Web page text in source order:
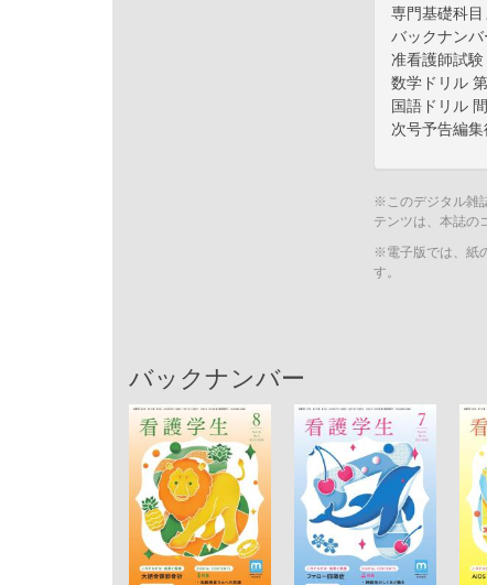
専門基礎科
バックナンバ
准看護師試
数学ドリル
国語ドリル
次号予告編
※このデジタル雑
テンツは、本誌の
※電子版では、紙
す。
バックナンバー